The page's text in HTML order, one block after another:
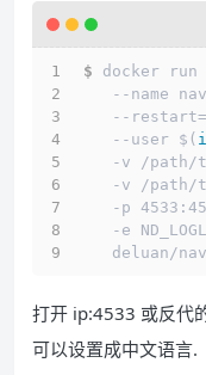
$ docker
--name
--
   --user $(
-v /
-v /
-p
-e
deluan/
打开 ip:4533 或反代
可以设置成中文语言.